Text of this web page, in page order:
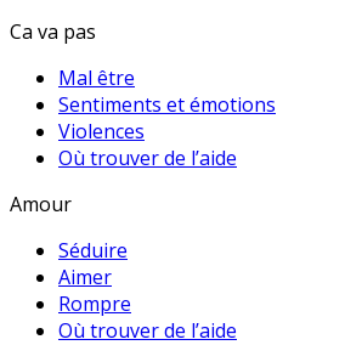
Ca va pas
Mal être
Sentiments et émotions
Violences
Où trouver de l’aide
Amour
Séduire
Aimer
Rompre
Où trouver de l’aide